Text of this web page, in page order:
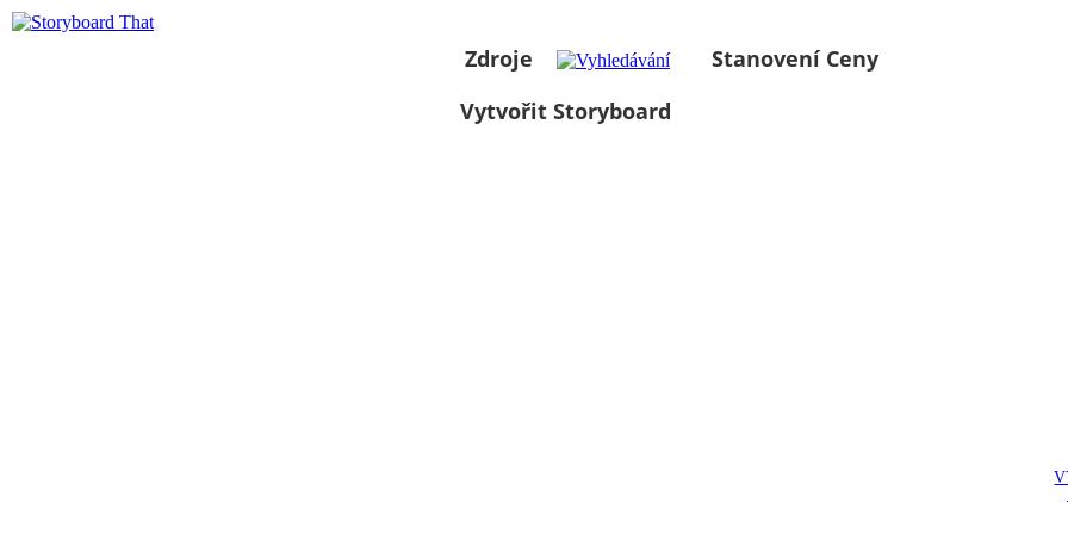
Zdroje
Stanovení Ceny
Vytvořit Storyboard